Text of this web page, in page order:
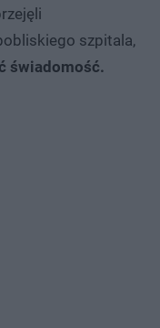
szpitala,
świadomość.